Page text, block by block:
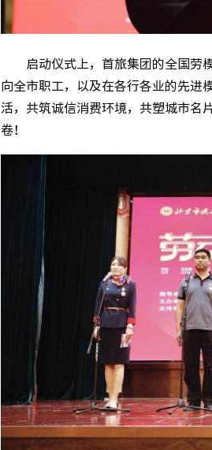
启动仪式上，首旅集团的全国劳
向全市职工，以及在各行各业的先进
活，共筑诚信消费环境，共塑城市名
卷！